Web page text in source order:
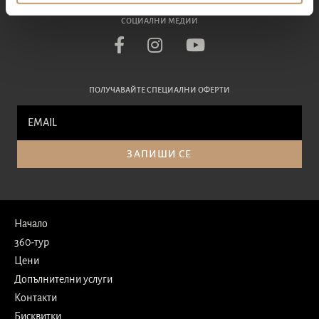
СОЦИАЛНИ МЕДИИ
ПОЛУЧАВАЙТЕ СПЕЦИАЛНИ ОФЕРТИ
ЗАПИШИ СЕ
Начало
360-тур
Цени
Допълнителни услуги
Контакти
Бисквитки